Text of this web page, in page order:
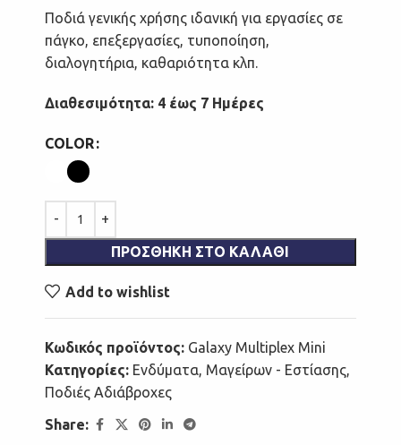
Ποδιά γενικής χρήσης ιδανική για εργασίες σε
πάγκο, επεξεργασίες, τυποποίηση,
διαλογητήρια, καθαριότητα κλπ.
Διαθεσιμότητα: 4 έως 7 Ημέρες
COLOR
ΠΡΟΣΘΉΚΗ ΣΤΟ ΚΑΛΆΘΙ
Add to wishlist
Κωδικός προϊόντος: Galaxy Multiplex Mini
Κατηγορίες: Ενδύματα, Μαγείρων - Εστίασης,
Ποδιές Αδιάβροχες
Share: